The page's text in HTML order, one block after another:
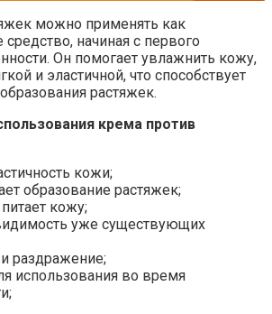
можно применять как
начиная с первого
Он помогает увлажнить кожу,
и эластичной, что способствует
растяжек.
крема против
кожи;
образование растяжек;
кожу;
уже существующих
раздражение;
использования во время